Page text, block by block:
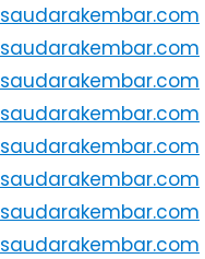
saudarakembar.com
saudarakembar.com
saudarakembar.com
saudarakembar.com
saudarakembar.com
saudarakembar.com
saudarakembar.com
saudarakembar.com